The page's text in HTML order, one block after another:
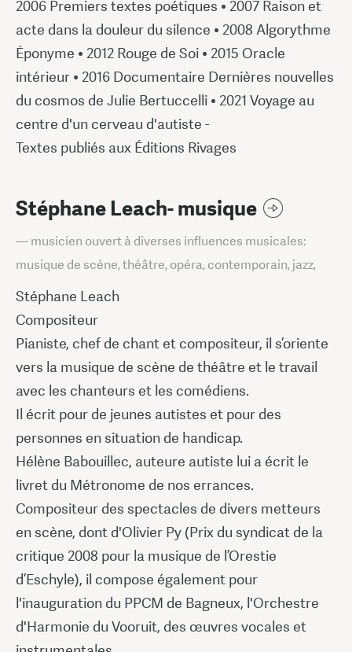
2006 Premiers textes poétiques • 2007 Raison et
acte dans la douleur du silence • 2008 Algorythme
Éponyme • 2012 Rouge de Soi • 2015 Oracle
intérieur • 2016 Documentaire Dernières nouvelles
du cosmos de Julie Bertuccelli • 2021 Voyage au
centre d'un cerveau d'autiste -
Textes publiés aux Éditions Rivages
Stéphane Leach- musique
— musicien ouvert à diverses influences musicales:
musique de scène, théâtre, opéra, contemporain, jazz,
Stéphane Leach
Compositeur
Pianiste, chef de chant et compositeur, il s’oriente
vers la musique de scène de théâtre et le travail
avec les chanteurs et les comédiens.
Il écrit pour de jeunes autistes et pour des
personnes en situation de handicap.
Hélène Babouillec, auteure autiste lui a écrit le
livret du Métronome de nos errances.
Compositeur des spectacles de divers metteurs
en scène, dont d'Olivier Py (Prix du syndicat de la
critique 2008 pour la musique de l’Orestie
d’Eschyle), il compose également pour
l'inauguration du PPCM de Bagneux, l'Orchestre
d'Harmonie du Vooruit, des œuvres vocales et